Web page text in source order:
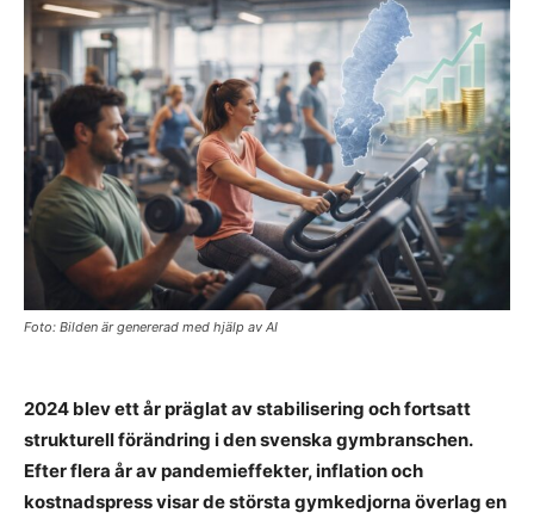
Foto: Bilden är genererad med hjälp av AI
2024 blev ett år präglat av stabilisering och fortsatt
strukturell förändring i den svenska gymbranschen.
Efter flera år av pandemieffekter, inflation och
kostnadspress visar de största gymkedjorna överlag en